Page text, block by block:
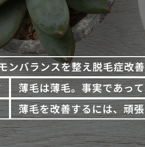
ンバランスを整え脱毛症改善
薄毛は薄毛。事実であっ
薄毛を改善するには、頑